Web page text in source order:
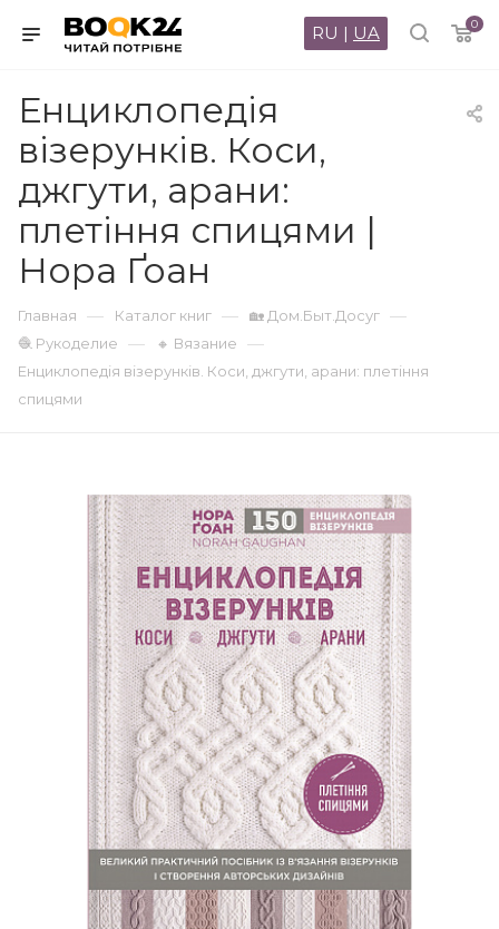
0
RU | UA
Енциклопедія
візерунків. Коси,
джгути, арани:
плетіння спицями |
Нора Ґоан
Главная — Каталог книг — 🏡 Дом.Быт.Досуг —
🧶 Рукоделие — 🔸 Вязание —
Енциклопедія візерунків. Коси, джгути, арани: плетіння
спицями